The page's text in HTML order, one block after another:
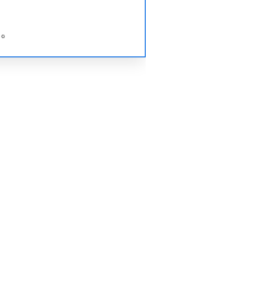
。